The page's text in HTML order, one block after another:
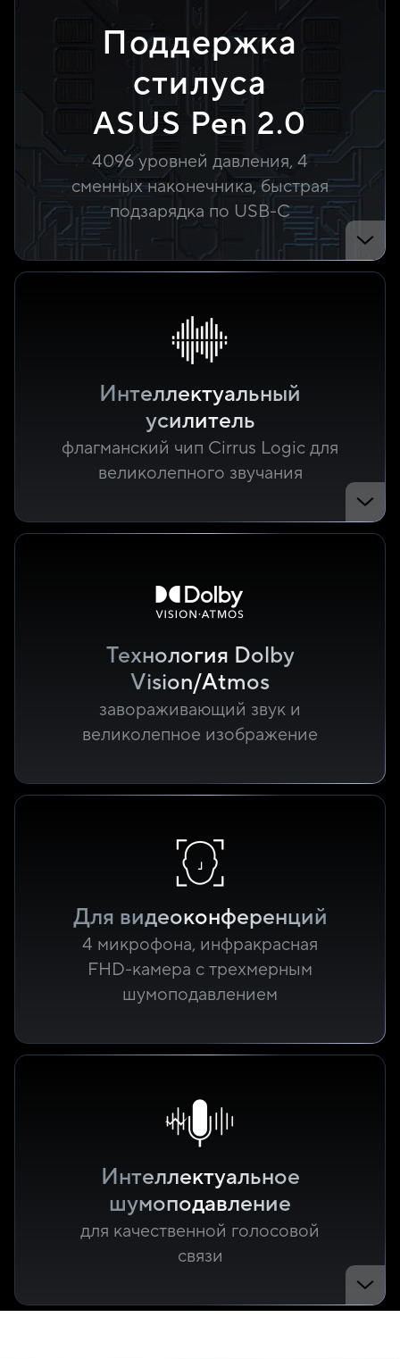
Поддержка
стилуса
ASUS Pen 2.0
4096 уровней давления, 4
сменных наконечника, быстрая
подзарядка по USB-C
Интеллектуальный
усилитель
флагманский чип Cirrus Logic для
великолепного звучания
Технология Dolby
Vision/Atmos
завораживающий звук и
великолепное изображение
Для видео­конференций
4 микрофона, инфракрасная
FHD-камера с трехмерным
шумоподавлением
Интеллектуальное
шумоподавление
для качественной голосовой
связи